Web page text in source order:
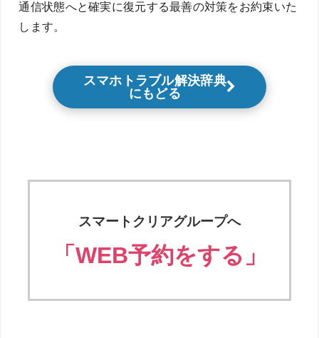
通信状態へと確実に復元する最善の対策をお約束いた
します。
スマホトラブル解決辞典
にもどる
スマートクリアグループへ
「WEB予約をする」